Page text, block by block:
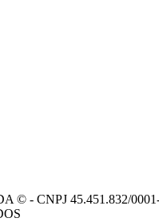
© - CNPJ 45.451.832/